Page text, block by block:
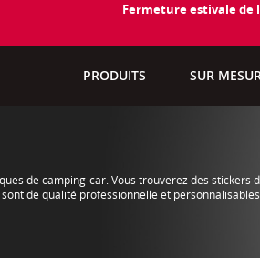
Fermeture estivale de
PRODUITS SUR
de camping-car. Vous trouverez des stickers
de qualité professionnelle et